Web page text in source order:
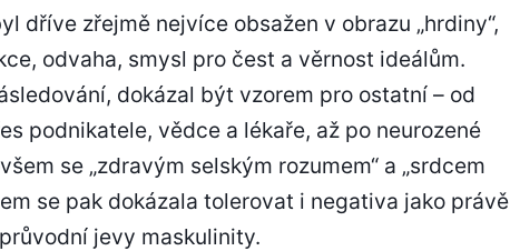
dříve zřejmě nejvíce obsažen v obrazu „hrdiny“,
odvaha, smysl pro čest a věrnost ideálům.
dokázal být vzorem pro ostatní – od
podnikatele, vědce a lékaře, až po neurozené
se „zdravým selským rozumem“ a „srdcem
se pak dokázala tolerovat i negativa jako právě
jevy maskulinity.